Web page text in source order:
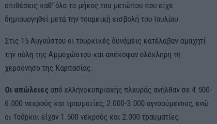
επιθέσεις καθ’ όλο το μήκος του μετώπου που είχε
δημιουργηθεί μετά την τουρκική εισβολή του Ιουλίου.
Στις 15 Αυγούστου οι τουρκικές δυνάμεις κατέλαβαν αμαχητί
την πόλη της Αμμοχώστου και απέκοψαν ολόκληρη τη
χερσόνησο της Καρπασίας.
Οι απώλειες από ελληνοκυπριακής πλευράς ανήλθαν σε 4.500-
6.000 νεκρούς και τραυματίες, 2.000-3.000 αγνοούμενους, ενώ
οι Τούρκοι είχαν 1.500 νεκρούς και 2.000 τραυματίες.